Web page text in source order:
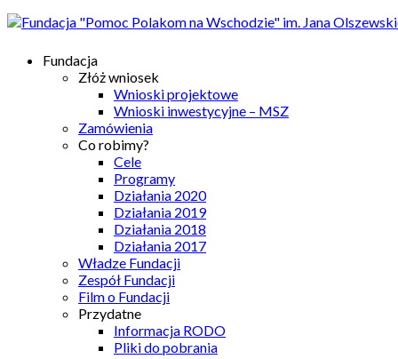
Fundacja
Złóż wniosek
Wnioski projektowe
Wnioski inwestycyjne – MSZ
Zamówienia
Co robimy?
Cele
Programy
Działania 2020
Działania 2019
Działania 2018
Działania 2017
Władze Fundacji
Zespół Fundacji
Film o Fundacji
Przydatne
Informacja RODO
Pliki do pobrania